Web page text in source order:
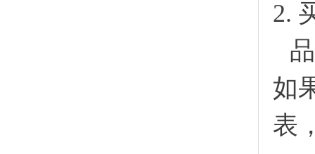
2.
如
表